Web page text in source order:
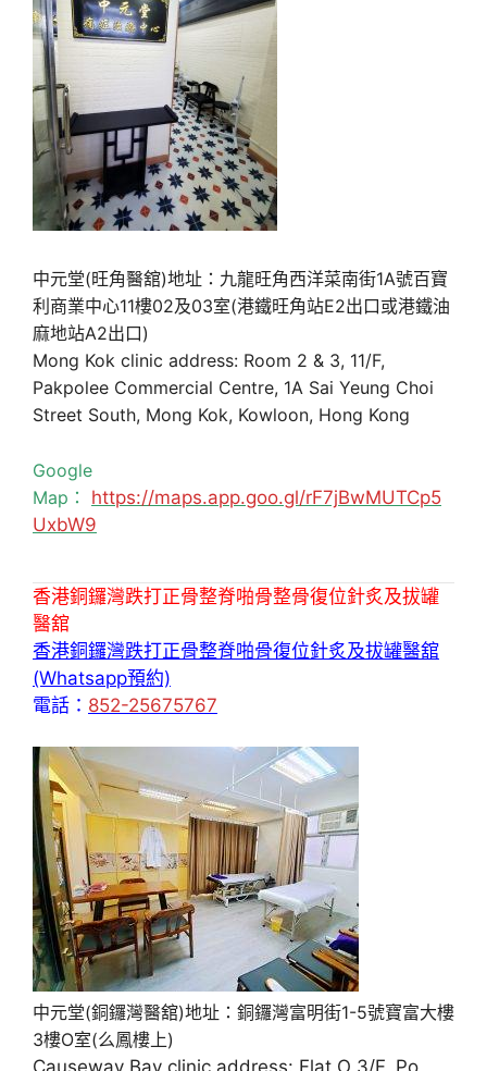
中元堂(旺角醫舘)地址：九龍旺角西洋菜南街1A號百寶
利商業中心11樓02及03室(港鐵旺角站E2出口或港鐵油
麻地站A2出口)
Mong Kok clinic address: Room 2 & 3, 11/F,
Pakpolee Commercial Centre, 1A Sai Yeung Choi
Street South, Mong Kok, Kowloon, Hong Kong
Google
Map： https://maps.app.goo.gl/rF7jBwMUTCp5
UxbW9
香港銅鑼灣跌打正骨整脊啪骨整骨復位針炙及拔罐
醫舘
香港銅鑼灣跌打正骨整脊啪骨復位針炙及拔罐醫舘
(Whatsapp預約)
電話： 852-25675767
中元堂(銅鑼灣醫舘)地址：銅鑼灣富明街1-5號寶富大樓
3樓O室(么鳳樓上)